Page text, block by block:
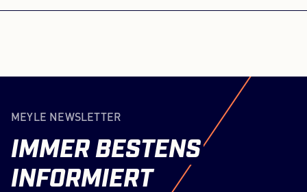
die Besuchern nicht offengelegt werden,
nicht geladen werden. Der Besitzer der
Website muss diese mit seinem CMP
einrichten, um diesen Inhalt zur Liste der
verwendeten Technologien hinzuzufügen.
Powered byUsercentrics Consent Management
Platform
MEYLE NEWSLETTER
IMMER BESTENS
INFORMIERT